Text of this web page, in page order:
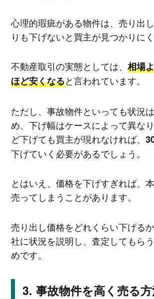
心理的瑕疵がある物件は、売り出
りも下げないと買主が見つかりに
不動産取引の実態としては、 相場
ほど安くなると言われています。
ただし、事故物件といっても状況
め、下げ幅はケースによって異な
ど下げても買主が現れなければ、
下げていく必要があるでしょう。
とはいえ、価格を下げすぎれば、
売ってしまうことがあります。
売り出し価格をどれくらい下げる
社に状況を説明し、査定してもら
めです。
事故物件を高く売る